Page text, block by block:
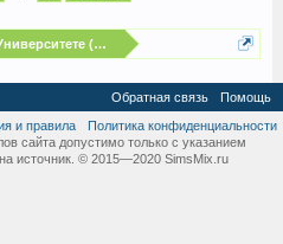
(Discover University)
Обратная связь
Помощь
и правила
Политика конфиденциальности
сайта допустимо только с указанием
источник. © 2015—2020 SimsMix.ru